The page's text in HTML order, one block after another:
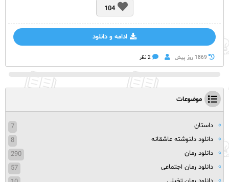
104
ادامه و دانلود
1869 روز پيش 2 نظر
موضوعات
داستان
7
دانلود دلنوشته عاشقانه
8
دانلود رمان
290
دانلود رمان اجتماعی
57